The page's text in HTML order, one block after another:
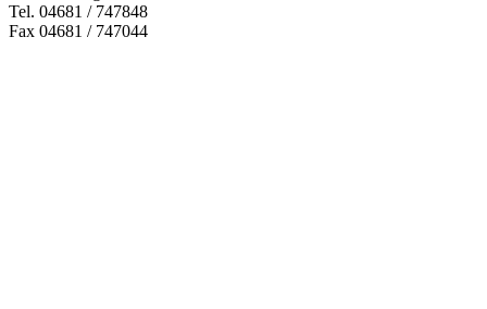
Tel. 04681 / 747848
Fax 04681 / 747044